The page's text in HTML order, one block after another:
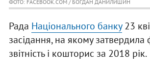
ФОТО: FACEBOOK.COM / БОГДАН ДАНИЛИШИН
Рада Національного банку23
засідання, на якому затвердила
звітність і кошторис за 2018 рік.